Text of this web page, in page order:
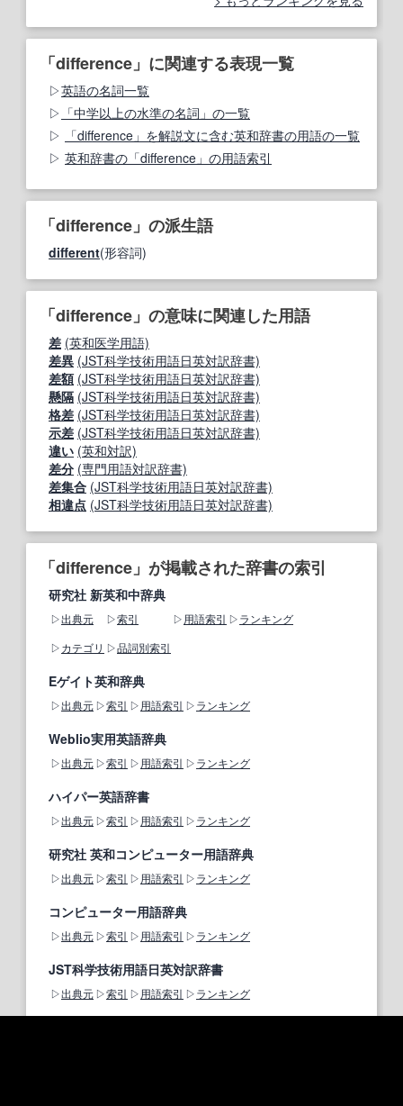
「difference」に関連する表現一覧
英語の名詞一覧
「中学以上の水準の名詞」の一覧
「difference」を解説文に含む英和辞書の用語の一覧
英和辞書の「difference」の用語索引
「difference」の派生語
different(形容詞)
「difference」の意味に関連した用語
差 (英和医学用語)
差異 (JST科学技術用語日英対訳辞書)
差額 (JST科学技術用語日英対訳辞書)
懸隔 (JST科学技術用語日英対訳辞書)
格差 (JST科学技術用語日英対訳辞書)
示差 (JST科学技術用語日英対訳辞書)
違い (英和対訳)
差分 (専門用語対訳辞書)
差集合 (JST科学技術用語日英対訳辞書)
相違点 (JST科学技術用語日英対訳辞書)
「difference」が掲載された辞書の索引
研究社 新英和中辞典
出典元 索引 用語索引
ランキング
カテゴリ
品詞別索引
Eゲイト英和辞典
出典元 索引 用語索引 ランキング
Weblio実用英語辞典
出典元 索引 用語索引 ランキング
ハイパー英語辞書
出典元 索引 用語索引 ランキング
研究社 英和コンピューター用語辞典
出典元 索引 用語索引 ランキング
コンピューター用語辞典
出典元 索引 用語索引 ランキング
JST科学技術用語日英対訳辞書
出典元 索引 用語索引 ランキング